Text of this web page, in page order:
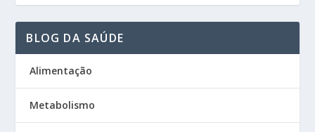
BLOG DA SAÚDE
Alimentação
Metabolismo